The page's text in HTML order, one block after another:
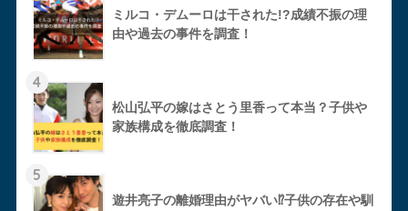
ミルコ・デムーロは干された!?成績不振の理
由や過去の事件を調査！
4
松山弘平の嫁はさとう里香って本当？子供や
家族構成を徹底調査！
5
遊井亮子の離婚理由がヤバい⁉︎子供の存在や馴